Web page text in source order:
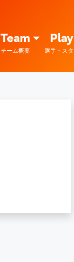
Team
チーム概要 選手・ス